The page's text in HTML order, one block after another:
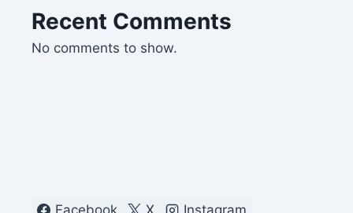
Recent Comments
No comments to show.